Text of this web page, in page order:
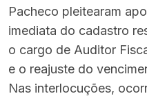
Pacheco pleitearam
imediata do cadastro
o cargo de Auditor
e o reajuste do
Nas interlocuções,